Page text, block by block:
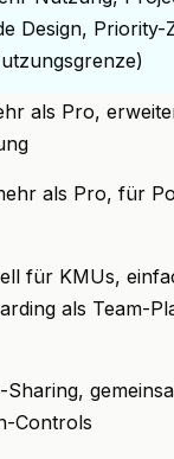
Design,
als Pro,
als Pro, für
für KMUs,
als Team-
Sharing,
Controls